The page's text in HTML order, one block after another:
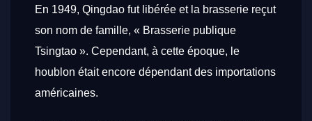
En 1949, Qingdao fut libérée et la brasserie reçut
son nom de famille, « Brasserie publique
Tsingtao ». Cependant, à cette époque, le
houblon était encore dépendant des importations
américaines.